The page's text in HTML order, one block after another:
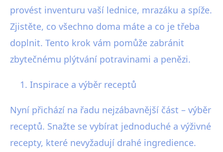
provést inventuru vaší lednice, mrazáku a spíže.
Zjistěte, co všechno doma máte a co je třeba
doplnit. Tento krok vám pomůže zabránit
zbytečnému plýtvání potravinami a penězi.
Inspirace a výběr receptů
Nyní přichází na řadu nejzábavnější část – výběr
receptů. Snažte se vybírat jednoduché a výživné
recepty, které nevyžadují drahé ingredience.